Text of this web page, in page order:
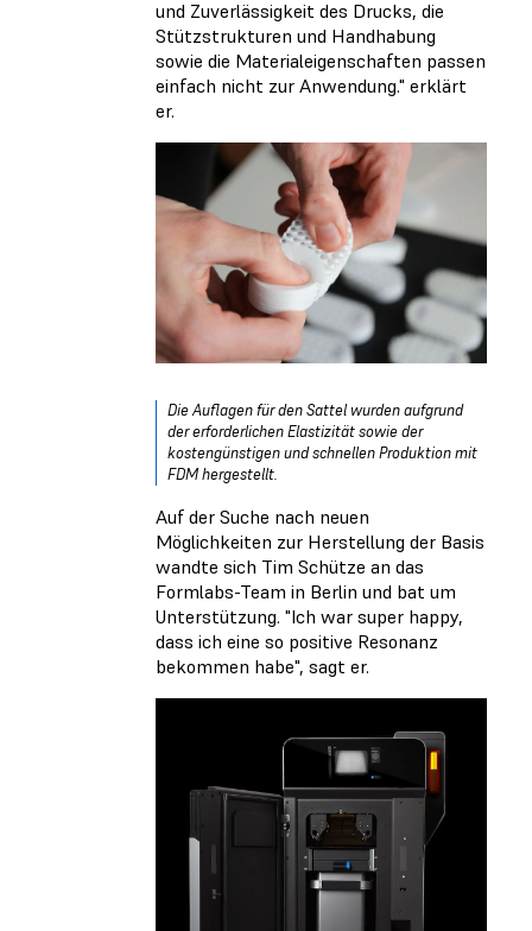
und Zuverlässigkeit des Drucks, die
Stützstrukturen und Handhabung
sowie die Materialeigenschaften passen
einfach nicht zur Anwendung." erklärt
er.
Die Auflagen für den Sattel wurden aufgrund
der erforderlichen Elastizität sowie der
kostengünstigen und schnellen Produktion mit
FDM hergestellt.
Auf der Suche nach neuen
Möglichkeiten zur Herstellung der Basis
wandte sich Tim Schütze an das
Formlabs-Team in Berlin und bat um
Unterstützung. "Ich war super happy,
dass ich eine so positive Resonanz
bekommen habe", sagt er.